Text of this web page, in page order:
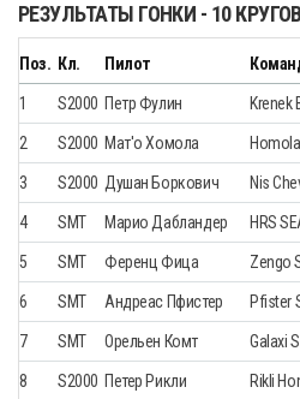
РЕЗУЛЬТАТЫ ГОНКИ - 10
Поз. Кл. Пилот
1 S2000 Петр Фулин Krenek
2 S2000 Мат'о Хомола
3 S2000 Душан Боркович Nis
4 SMT Марио Дабландер HRS
5 SMT Ференц Фица Zengo
6 SMT Андреас Пфистер Pfister
7 SMT Орельен Комт Galaxi
8 S2000 Петер Рикли Rikli